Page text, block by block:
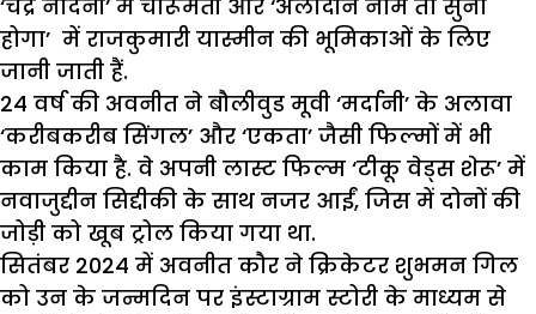
‘चंद्र नंदिनी’ में चारूमती और ‘अलादीन नाम तो सुना
होगा’ में राजकुमारी यास्मीन की भूमिकाओं के लिए
जानी जाती हैं.
24 वर्ष की अवनीत ने बौलीवुड मूवी ‘मर्दानी’ के अलावा
‘करीबकरीब सिंगल’ और ‘एकता’ जैसी फिल्मों में भी
काम किया है. वे अपनी लास्ट फिल्म ‘टीकू वेड्स शेरू’ में
नवाजुद्दीन सिद्दीकी के साथ नजर आईं, जिस में दोनों की
जोड़ी को खूब ट्रोल किया गया था.
सितंबर 2024 में अवनीत कौर ने क्रिकेटर शुभमन गिल
को उन के जन्मदिन पर इंस्टाग्राम स्टोरी के माध्यम से